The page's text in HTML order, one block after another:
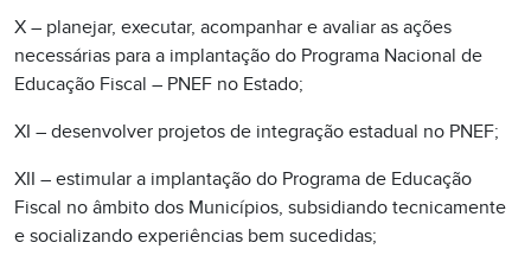
X – planejar, executar, acompanhar e avaliar as ações
necessárias para a implantação do Programa Nacional de
Educação Fiscal – PNEF no Estado;
XI – desenvolver projetos de integração estadual no PNEF;
XII – estimular a implantação do Programa de Educação
Fiscal no âmbito dos Municípios, subsidiando tecnicamente
e socializando experiências bem sucedidas;